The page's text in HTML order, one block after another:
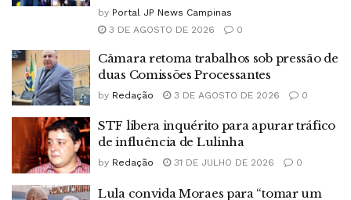
by Portal JP News Campinas
3 DE AGOSTO DE 2026
0
Câmara retoma trabalhos sob pressão de
duas Comissões Processantes
by Redação 3 DE AGOSTO DE 2026 0
STF libera inquérito para apurar tráfico
de influência de Lulinha
by Redação 31 DE JULHO DE 2026 0
Lula convida Moraes para “tomar um